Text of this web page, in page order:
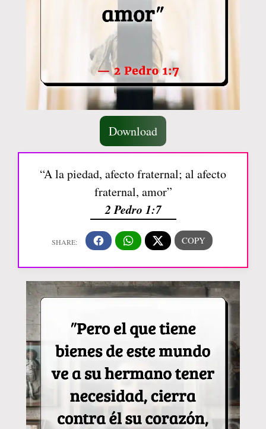
Download
“A la piedad, afecto fraternal; al afecto
fraternal, amor”
2 Pedro 1:7